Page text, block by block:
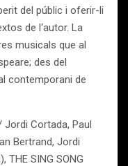
del públic i oferir-li
de l‘autor. La
musicals que al
des del
contemporani de
Cortada, Paul
Bertrand, Jordi
THE SING SONG